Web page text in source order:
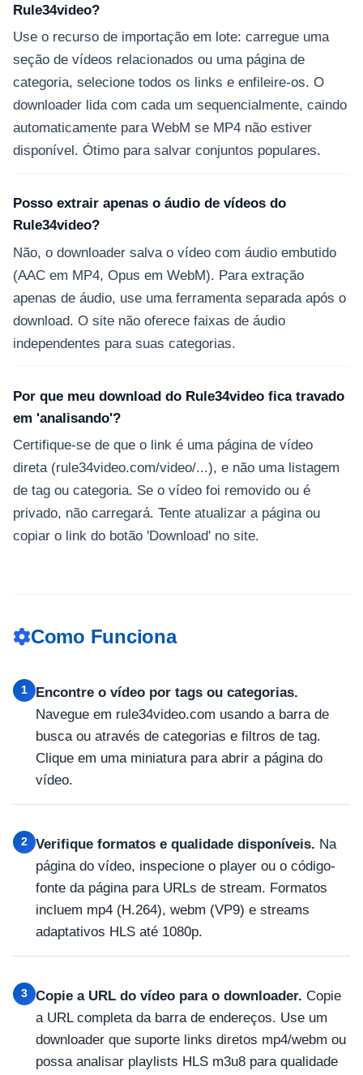
Rule34video?
Use o recurso de importação em lote: carregue uma
seção de vídeos relacionados ou uma página de
categoria, selecione todos os links e enfileire-os. O
downloader lida com cada um sequencialmente, caindo
automaticamente para WebM se MP4 não estiver
disponível. Ótimo para salvar conjuntos populares.
Posso extrair apenas o áudio de vídeos do
Rule34video?
Não, o downloader salva o vídeo com áudio embutido
(AAC em MP4, Opus em WebM). Para extração
apenas de áudio, use uma ferramenta separada após o
download. O site não oferece faixas de áudio
independentes para suas categorias.
Por que meu download do Rule34video fica travado
em 'analisando'?
Certifique-se de que o link é uma página de vídeo
direta (rule34video.com/video/...), e não uma listagem
de tag ou categoria. Se o vídeo foi removido ou é
privado, não carregará. Tente atualizar a página ou
copiar o link do botão 'Download' no site.
Como Funciona
1
Encontre o vídeo por tags ou categorias.
Navegue em rule34video.com usando a barra de
busca ou através de categorias e filtros de tag.
Clique em uma miniatura para abrir a página do
vídeo.
2 Verifique formatos e qualidade disponíveis. Na
página do vídeo, inspecione o player ou o código-
fonte da página para URLs de stream. Formatos
incluem mp4 (H.264), webm (VP9) e streams
adaptativos HLS até 1080p.
3 Copie a URL do vídeo para o downloader. Copie
a URL completa da barra de endereços. Use um
downloader que suporte links diretos mp4/webm ou
possa analisar playlists HLS m3u8 para qualidade